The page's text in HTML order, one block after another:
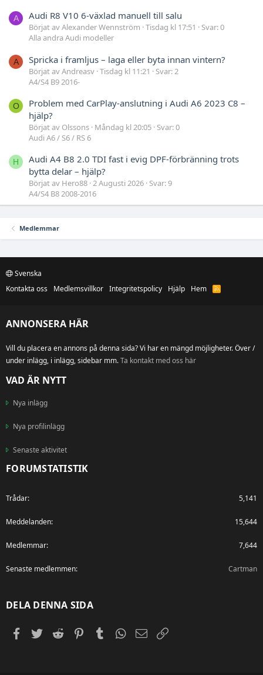
A Audi R8 V10 6-växlad manuell till salu
Börjat av Alexander Wennström Tisdag kl 17:51
Svar: 0
Alla andra Audi modeller
A Spricka i framljus – laga eller byta innan vintern?
Börjat av Andreasv Tisdag kl 11:21
Svar: 2
A4/S4 B9 2016-
O
Problem med CarPlay-anslutning i Audi A6 2023 C8 –
hjälp?
Börjat av Olssons Måndag kl 20:05 Svar: 0
Audi A6 / S6 / RS 6
H
Audi A4 B8 2.0 TDI fast i evig DPF-förbränning trots
bytta delar – hjälp?
Börjat av Hero88 2 Augusti 2026 Svar: 9
A4/S4 B8 2008-2016
Medlemmar
Svenska
Kontakta oss
Medlemsvillkor Integritetspolicy Hjälp Hem
R
ANNONSERA HÄR
Vill du placera en annons på denna sida? Vi har en mängd möjligheter. Över /
under inlägg, i inlägg, sidebar mm.Ta kontakt med oss här
VAD ÄR NYTT
Nya inlägg
Nya profilinlägg
Senaste aktivitet
FORUMSTATISTIK
Trådar 5,141
Meddelanden 15,644
Medlemmar 7,644
Senaste medlemmen Cartman
DELA DENNA SIDA
Facebook
TwitterReddit PinterestTumblrWhatsApp
E-postLänk